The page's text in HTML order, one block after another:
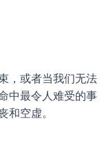
，或者当我们无法
中最令人难受的事
和空虚。